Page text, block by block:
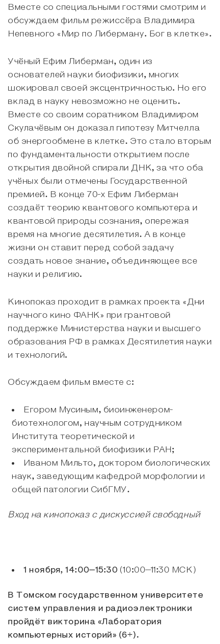
Вместе со специальными гостями смотрим и
обсуждаем фильм режиссёра Владимира
Непевного «Мир по Либерману. Бог в клетке».
Учёный Ефим Либерман, один из
основателей науки биофизики, многих
шокировал своей эксцентричностью. Но его
вклад в науку невозможно не оценить.
Вместе со своим соратником Владимиром
Скулачёвым он доказал гипотезу Митчелла
об энергообмене в клетке. Это стало вторым
по фундаментальности открытием после
открытия двойной спирали ДНК, за что оба
учёных были отмечены Государственной
премией. В конце 70-х Ефим Либерман
создаёт теорию квантового компьютера и
квантовой природы сознания, опережая
время на многие десятилетия. А в конце
жизни он ставит перед собой задачу
создать новое знание, объединяющее все
науки и религию.
Кинопоказ проходит в рамках проекта «Дни
научного кино ФАНК» при грантовой
поддержке Министерства науки и высшего
образования РФ в рамках Десятилетия науки
и технологий.
Обсуждаем фильм вместе с:
Егором Мусиным, биоинженером-
биотехнологом, научным сотрудником
Института теоретической и
экспериментальной биофизики РАН;
Иваном Мильто, доктором биологических
наук, заведующим кафедрой морфологии и
общей патологии СибГМУ.
Вход на кинопоказ с дискуссией свободный
1 ноября, 14:00–15:30 (10:00–11:30 МСК)
В Томском государственном университете
систем управления и радиоэлектроники
пройдёт викторина «Лаборатория
компьютерных историй» (6+).